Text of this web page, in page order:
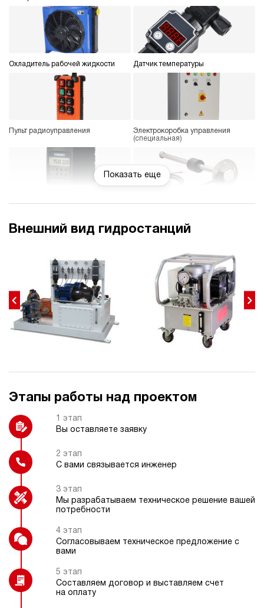
Охладитель рабочей жидкости Датчик температуры
Пульт радиоуправления
Электрокоробка управления
(специальная)
Частотный преобразователь Датчик уровня
Блок управления 1-8
гидроинструментов
Фильтр напорный с индикатором
загрязнения
Реле давления
Дроссельный регулятор
Показать еще
Внешний вид гидростанций
Этапы работы над проектом
1 этап
Вы оставляете заявку
2 этап
С вами связывается инженер
3 этап
Мы разрабатываем техническое решение вашей
потребности
4 этап
Согласовываем техническое предложение с
вами
5 этап
Составляем договор и выставляем счет
на оплату